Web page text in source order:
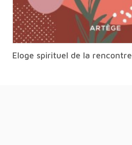
Eloge spirituel de la rencontre